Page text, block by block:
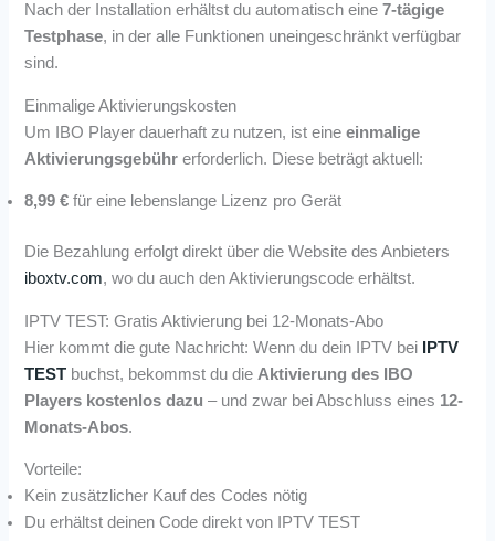
Nach der Installation erhältst du automatisch eine7-tägige
Testphase, in der alle Funktionen uneingeschränkt verfügbar
sind.
Einmalige Aktivierungskosten
Um IBO Player dauerhaft zu nutzen, ist eineeinmalige
Aktivierungsgebühr erforderlich. Diese beträgt aktuell:
8,99 € für eine lebenslange Lizenz pro Gerät
Die Bezahlung erfolgt direkt über die Website des Anbieters
iboxtv.com, wo du auch den Aktivierungscode erhältst.
IPTV TEST: Gratis Aktivierung bei 12-Monats-Abo
Hier kommt die gute Nachricht: Wenn du dein IPTV bei
IPTV
TEST buchst, bekommst du die Aktivierung des IBO
Players kostenlos dazu – und zwar bei Abschluss eines 12-
Monats-Abos.
Vorteile:
Kein zusätzlicher Kauf des Codes nötig
Du erhältst deinen Code direkt von IPTV TEST